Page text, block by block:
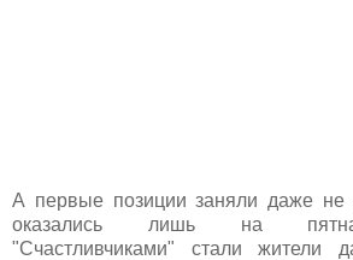
А первые позиции заняли даже не
оказались лишь на
"Счастливчиками" стали жители